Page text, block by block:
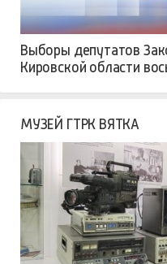
Выборы депутатов
Кировской области
МУЗЕЙ ГТРК ВЯТКА